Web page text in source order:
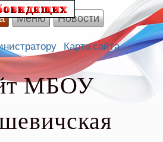
Меню Новости
Карта сайта
МБОУ